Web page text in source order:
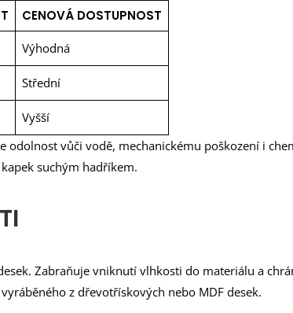
CENOVÁ DOSTUPNOST
Výhodná
Střední
Vyšší
vůči vodě, mechanickému poškození i
suchým hadříkem.
Zabraňuje vniknutí vlhkosti do materiálu a
z dřevotřískových nebo MDF desek.